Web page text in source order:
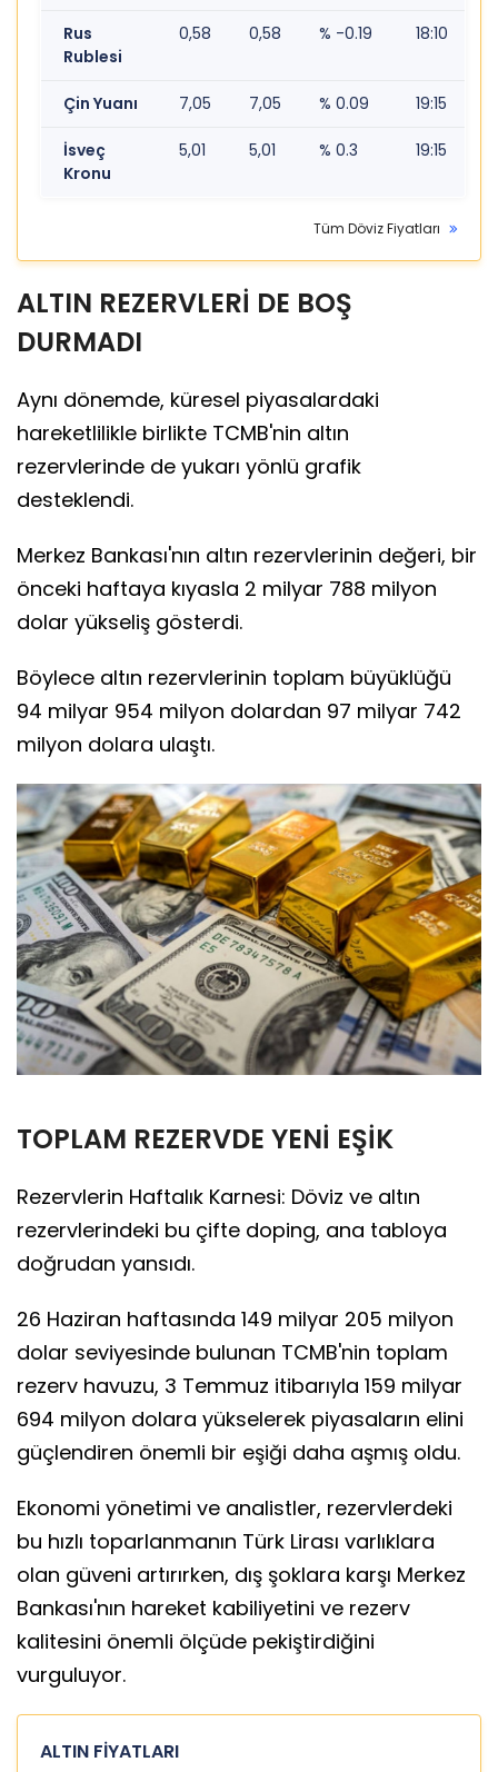
Rus
Rublesi
0,58 0,58 % -0.19 18:10
Çin Yuanı 7,05 7,05 % 0.09 19:15
İsveç
Kronu
5,01 5,01 % 0.3 19:15
Tüm Döviz Fiyatları
ALTIN REZERVLERİ DE BOŞ
DURMADI
Aynı dönemde, küresel piyasalardaki
hareketlilikle birlikte TCMB'nin altın
rezervlerinde de yukarı yönlü grafik
desteklendi.
Merkez Bankası'nın altın rezervlerinin değeri, bir
önceki haftaya kıyasla 2 milyar 788 milyon
dolar yükseliş gösterdi.
Böylece altın rezervlerinin toplam büyüklüğü
94 milyar 954 milyon dolardan 97 milyar 742
milyon dolara ulaştı.
TOPLAM REZERVDE YENİ EŞİK
Rezervlerin Haftalık Karnesi: Döviz ve altın
rezervlerindeki bu çifte doping, ana tabloya
doğrudan yansıdı.
26 Haziran haftasında 149 milyar 205 milyon
dolar seviyesinde bulunan TCMB'nin toplam
rezerv havuzu, 3 Temmuz itibarıyla 159 milyar
694 milyon dolara yükselerek piyasaların elini
güçlendiren önemli bir eşiği daha aşmış oldu.
Ekonomi yönetimi ve analistler, rezervlerdeki
bu hızlı toparlanmanın Türk Lirası varlıklara
olan güveni artırırken, dış şoklara karşı Merkez
Bankası'nın hareket kabiliyetini ve rezerv
kalitesini önemli ölçüde pekiştirdiğini
vurguluyor.
ALTIN FİYATLARI